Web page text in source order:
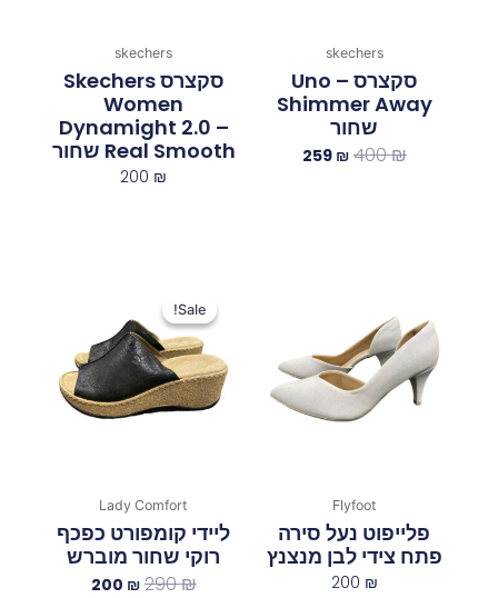
skechers
סקצרס Uno –
Shimmer Away
שחור
400₪
259 ₪
skechers
סקצרס Skechers
Women
Dynamight 2.0 –
Real Smooth שחור
200 ₪
Flyfoot
פלייפוט נעל סירה
פתח צידי לבן מנצנץ
200 ₪
Sale!
Sale!
Lady Comfort
ליידי קומפורט כפכף
רוקי שחור מוברש
290₪
היה:
290 ₪.
200 ₪
200 ₪.